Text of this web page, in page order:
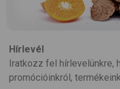
Hírlevél
Iratkozz fel hírlevelünkre,
promócióinkról,